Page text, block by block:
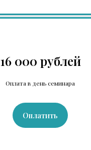
16 000 рублей
Оплата в день семинара
Оплатить